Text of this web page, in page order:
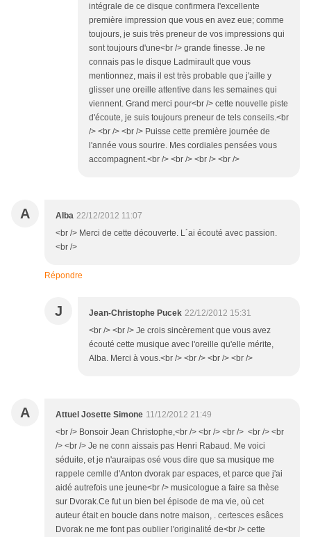
intégrale de ce disque confirmera l'excellente
première impression que vous en avez eue; comme
toujours, je suis très preneur de vos impressions qui
sont toujours d'une<br /> grande finesse. Je ne
connais pas le disque Ladmirault que vous
mentionnez, mais il est très probable que j'aille y
glisser une oreille attentive dans les semaines qui
viennent. Grand merci pour<br /> cette nouvelle piste
d'écoute, je suis toujours preneur de tels conseils.<br
/> <br /> <br /> Puisse cette première journée de
l'année vous sourire. Mes cordiales pensées vous
accompagnent.<br /> <br /> <br /> <br />
A Alba 22/12/2012 11:07
<br /> Merci de cette découverte. L´ai écouté avec passion.
<br />
Répondre
J Jean-Christophe Pucek 22/12/2012 15:31
<br /> <br /> Je crois sincèrement que vous avez
écouté cette musique avec l'oreille qu'elle mérite,
Alba. Merci à vous.<br /> <br /> <br /> <br />
A Attuel Josette Simone 11/12/2012 21:49
<br /> Bonsoir Jean Christophe,<br /> <br /> <br /> <br /> <br
/> <br /> Je ne conn aissais pas Henri Rabaud. Me voici
séduite, et je n'auraipas osé vous dire que sa musique me
rappele cemlle d'Anton dvorak par espaces, et parce que j'ai
aidé autrefois une jeune<br /> musicologue a faire sa thèse
sur Dvorak.Ce fut un bien bel épisode de ma vie, où cet
auteur était en boucle dans notre maison, . certesces esâces
Dvorak ne me font pas oublier l'originalité de<br /> cette